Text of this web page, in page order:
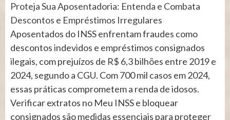
Proteja Sua Aposentadoria: Entenda e Combata
Descontos e Empréstimos Irregulares
Aposentados do INSS enfrentam fraudes como
descontos indevidos e empréstimos consignados
ilegais, com prejuízos de R$ 6,3 bilhões entre 2019 e
2024, segundo a CGU. Com 700 mil casos em 2024,
essas práticas comprometem a renda de idosos.
Verificar extratos no Meu INSS e bloquear
consignados são medidas essenciais para proteger